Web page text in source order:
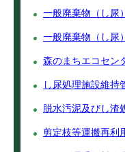
一般廃棄物（し尿
一般廃棄物（し尿
森のまちエコセン
し尿処理施設維持
脱水汚泥及びし渣
剪定枝等運搬再利